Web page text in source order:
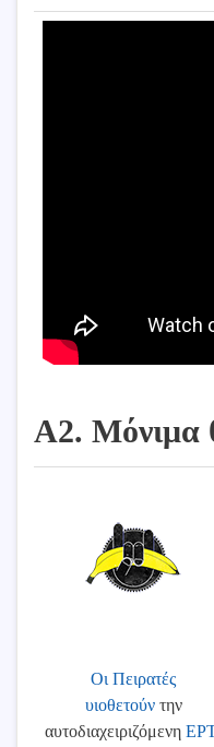
Α2. Μόνιμα
Οι Πειρατές
υιοθετούντην
αυτοδιαχειριζόμενη